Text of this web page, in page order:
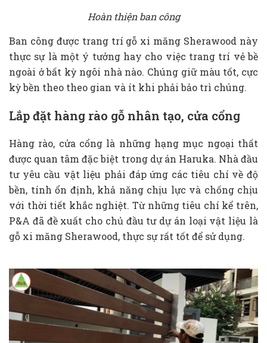
Hoàn thiện ban công
Ban công được trang trí gỗ xi măng Sherawood này
thực sự là một ý tưởng hay cho việc trang trí vẻ bề
ngoài ở bất kỳ ngôi nhà nào. Chúng giữ màu tốt, cực
kỳ bền theo theo gian và ít khi phải bảo trì chúng.
Lắp đặt hàng rào gỗ nhân tạo, cửa cổng
Hàng rào, cửa cổng là những hạng mục ngoại thất
được quan tâm đặc biệt trong dự án Haruka. Nhà đầu
tư yêu cầu vật liệu phải đáp ứng các tiêu chí về độ
bền, tính ổn định, khả năng chịu lực và chống chịu
với thời tiết khắc nghiệt. Từ những tiêu chí kể trên,
P&A đã đề xuất cho chủ đầu tư dự án loại vật liệu là
gỗ xi măng Sherawood, thực sự rất tốt để sử dụng.